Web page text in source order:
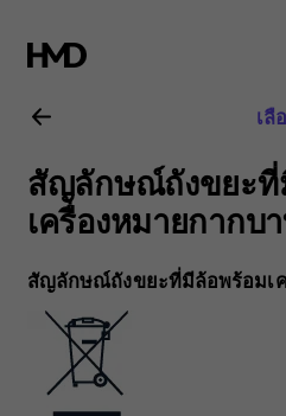
คู่มือ
ผู้
ใช้
Nokia
8.1
เลื
สัญลักษณ์ถังขยะที่
เครื่องหมายกากบ
สัญลักษณ์ถังขยะที่มีล้อพร้อมเ